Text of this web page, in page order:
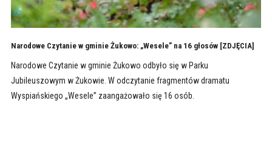
Narodowe Czytanie w gminie Żukowo: „Wesele” na 16 głosów [ZDJĘCIA]
Narodowe Czytanie w gminie Żukowo odbyło się w Parku
Jubileuszowym w Żukowie. W odczytanie fragmentów dramatu
Wyspiańskiego „Wesele” zaangażowało się 16 osób.